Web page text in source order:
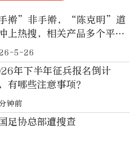
擀”非手擀，“陈克明”道
上热搜，相关产品多个平台
架5-26
年下半年征兵报名倒计
有哪些注意事项？
钟前
足协总部遭搜查